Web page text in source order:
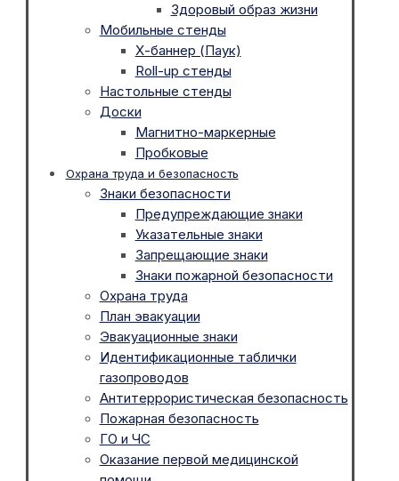
Здоровый образ жизни
Мобильные стенды
Х-баннер (Паук)
Roll-up стенды
Настольные стенды
Доски
Магнитно-маркерные
Пробковые
Охрана труда и безопасность
Знаки безопасности
Предупреждающие знаки
Указательные знаки
Запрещающие знаки
Знаки пожарной безопасности
Охрана труда
План эвакуации
Эвакуационные знаки
Идентификационные таблички
газопроводов
Антитеррористическая безопасность
Пожарная безопасность
ГО и ЧС
Оказание первой медицинской